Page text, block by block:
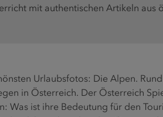
mit authentischen Artikeln aus
Urlaubsfotos: Die Alpen.
in Österreich. Der Österreich
Was ist ihre Bedeutung für den